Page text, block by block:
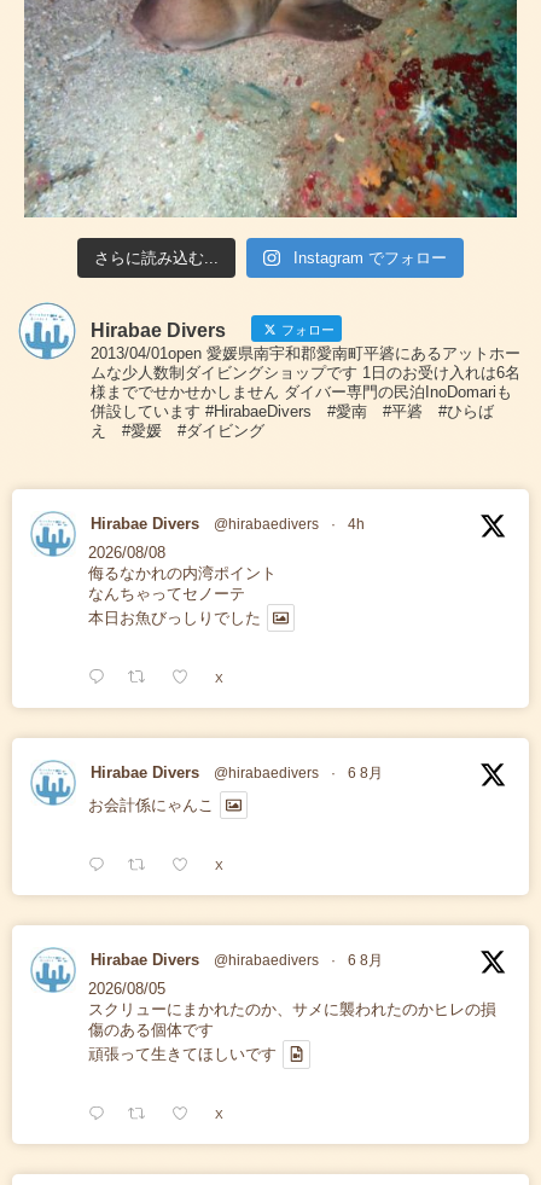
さらに読み込む... Instagram でフォロー
Hirabae Divers フォロー
2013/04/01open 愛媛県南宇和郡愛南町平碆にあるアットホー
ムな少人数制ダイビングショップです 1日のお受け入れは6名
様まででせかせかしません ダイバー専門の民泊InoDomariも
併設しています #HirabaeDivers #愛南 #平碆 #ひらば
え #愛媛 #ダイビング
Hirabae Divers @hirabaedivers · 4h
2026/08/08
侮るなかれの内湾ポイント
なんちゃってセノーテ
本日お魚びっしりでした
X
Hirabae Divers @hirabaedivers · 6 8月
お会計係にゃんこ
X
Hirabae Divers @hirabaedivers · 6 8月
2026/08/05
スクリューにまかれたのか、サメに襲われたのかヒレの損
傷のある個体です
頑張って生きてほしいです
X